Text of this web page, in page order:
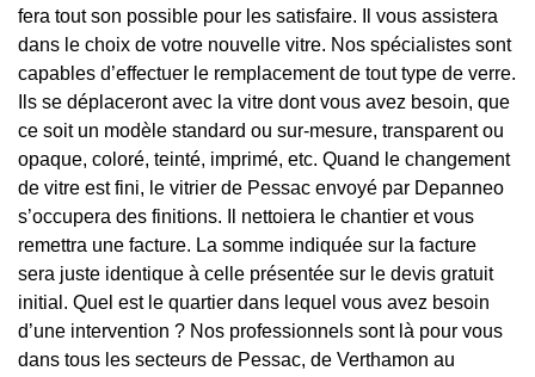
fera tout son possible pour les satisfaire. Il vous assistera
dans le choix de votre nouvelle vitre. Nos spécialistes sont
capables d’effectuer le remplacement de tout type de verre.
Ils se déplaceront avec la vitre dont vous avez besoin, que
ce soit un modèle standard ou sur-mesure, transparent ou
opaque, coloré, teinté, imprimé, etc. Quand le changement
de vitre est fini, le vitrier de Pessac envoyé par Depanneo
s’occupera des finitions. Il nettoiera le chantier et vous
remettra une facture. La somme indiquée sur la facture
sera juste identique à celle présentée sur le devis gratuit
initial. Quel est le quartier dans lequel vous avez besoin
d’une intervention ? Nos professionnels sont là pour vous
dans tous les secteurs de Pessac, de Verthamon au